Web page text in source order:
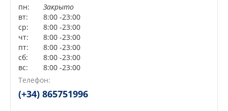
пн:
Закрыто
вт:
8:00 -23:00
ср:
8:00 -23:00
чт:
8:00 -23:00
пт:
8:00 -23:00
сб:
8:00 -23:00
вс:
8:00 -23:00
Сейчас открыто!
Сейчас закрыто!
Телефон:
(+34) 865751996